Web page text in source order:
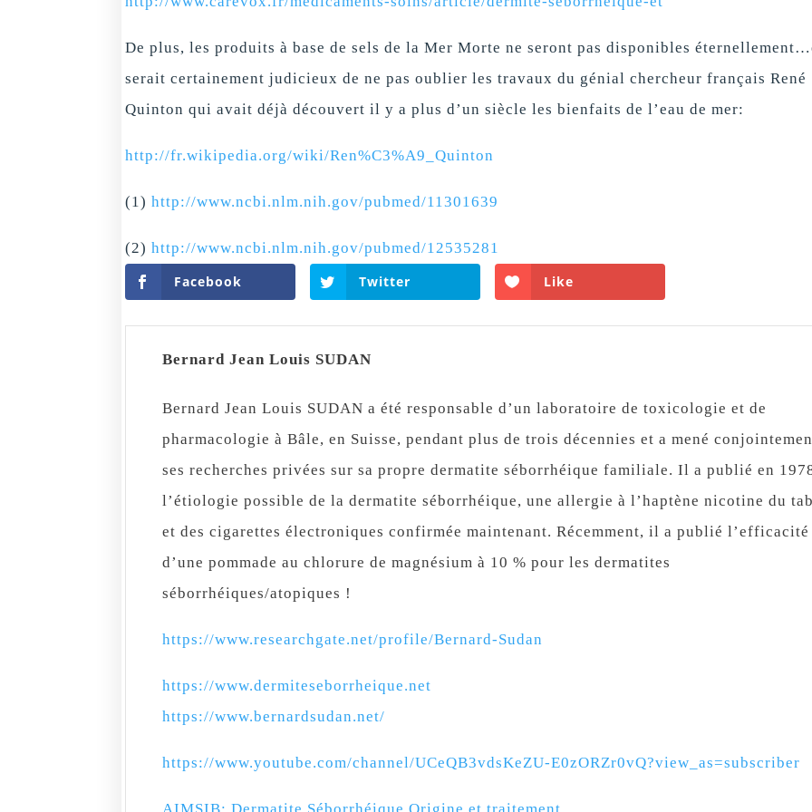
De plus, les produits à base de sels de la Mer Morte ne seront pas disponibles
serait certainement judicieux de ne pas oublier les travaux du génial chercheur français René
Quinton qui avait déjà découvert il y a plus d’un siècle les bienfaits de l’eau de mer:
http://fr.wikipedia.org/wiki/Ren%C3%A9_Quinton
(1) http://www.ncbi.nlm.nih.gov/pubmed/11301639
(2) http://www.ncbi.nlm.nih.gov/pubmed/12535281
Facebook
Twitter Like
Bernard Jean Louis SUDAN
Bernard Jean Louis SUDAN a été responsable d’un laboratoire de toxicologie et de
pharmacologie à Bâle, en Suisse, pendant plus de trois décennies et a mené
ses recherches privées sur sa propre dermatite séborrhéique familiale. Il a publié en
l’étiologie possible de la dermatite séborrhéique, une allergie à l’haptène nicotine du
et des cigarettes électroniques confirmée maintenant. Récemment, il a publié l’efficacité
d’une pommade au chlorure de magnésium à 10 % pour les dermatites
séborrhéiques/atopiques !
https://www.researchgate.net/profile/Bernard-Sudan
https://www.dermiteseborrheique.net
https://www.bernardsudan.net/
https://www.youtube.com/channel/UCeQB3vdsKeZU-E0zORZr0vQ?view_as=subscriber